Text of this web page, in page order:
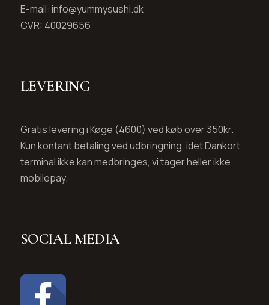
E-mail: info@yummysushi.dk
CVR: 40029656
LEVERING
Gratis levering i Køge (4600) ved køb over 350kr.
Kun kontant betaling ved udbringning, idet Dankort
terminal ikke kan medbringes, vi tager heller ikke
mobilepay.
SOCIAL MEDIA